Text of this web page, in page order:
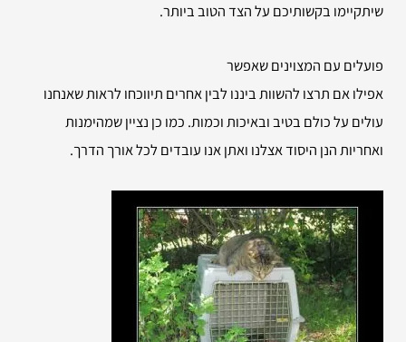
שיתקיימו בקשותיכם על הצד הטוב ביותר.
פועלים עם המצוינים שאפשר
אפילו אם תרצו להשוות ביננו לבין אחרים תיווכחו לראות שאנחנו
עולים על כולם בטיב ובאיכות וכמות. כמו כן נציין שמהימנות
ואחריות הנן היסוד אצלנו ואתן אנו עובדים לכל אורך הדרך.